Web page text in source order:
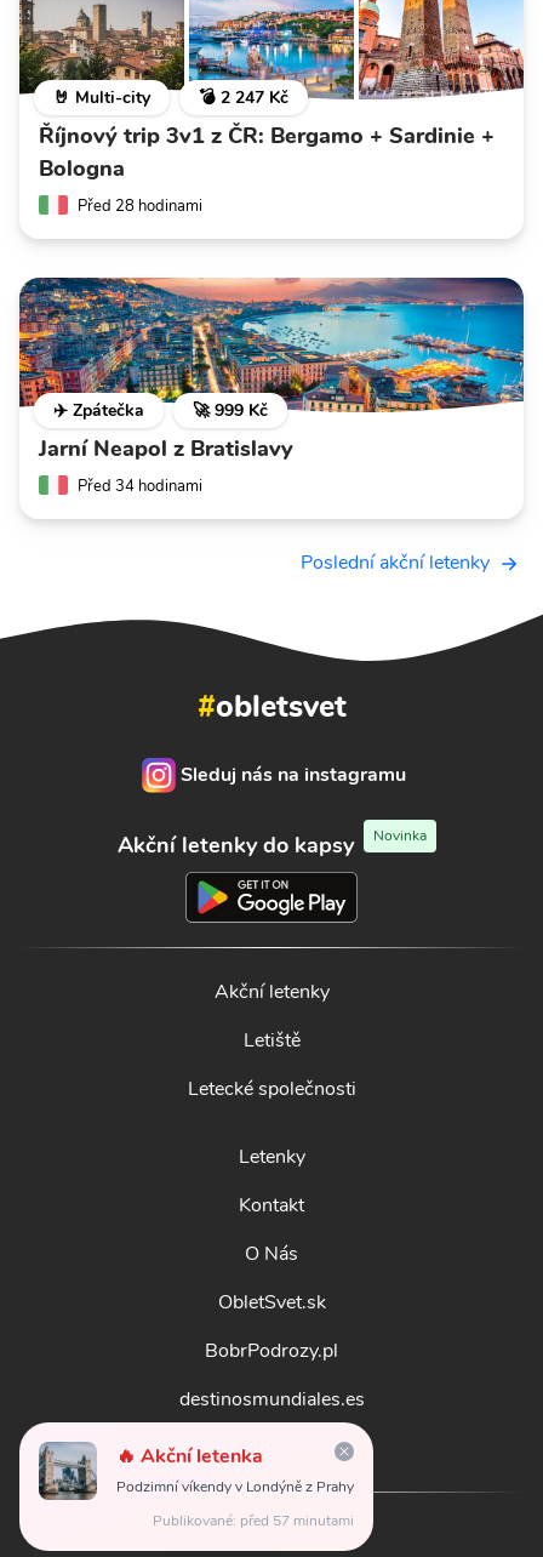
🤘 Multi-city 💣 2 247 Kč
Říjnový trip 3v1 z ČR: Bergamo + Sardinie +
Bologna
Před 28 hodinami
✈️ Zpátečka 🚀 999 Kč
Jarní Neapol z Bratislavy
Před 34 hodinami
Poslední akční letenky
🔥 Akční letenka
Podzimní víkendy v Londýně z Prahy
Publikované: před 57 minutami
#obletsvet
Sleduj nás na instagramu
Akční letenky do kapsy Novinka
Akční letenky
Letiště
Letecké společnosti
Letenky
Kontakt
O Nás
ObletSvet.sk
BobrPodrozy.pl
destinosmundiales.es
guidadestinazioni.it
© 2026 obletsvet.cz